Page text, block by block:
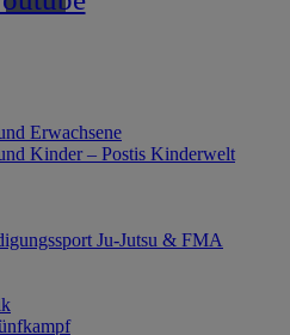
Erwachsene
Kinder – Postis Kinderwelt
Ju-Jutsu & FMA